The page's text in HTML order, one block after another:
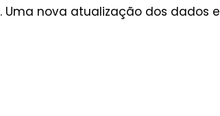
Uma nova atualização dos